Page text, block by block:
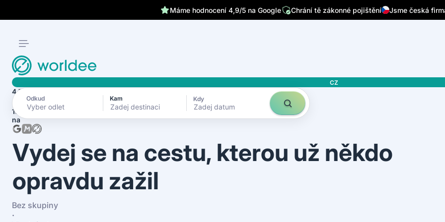
Máme hodnocení 4,9/5 na Google Chrání tě zákonné pojištění Jsme česká
CZ
Odkud Kam Kdy
Zadej datum
4.7
1870+ recenzí
na
Vydej se na cestu, kterou už někdo
opravdu zažil
Bez skupiny
·